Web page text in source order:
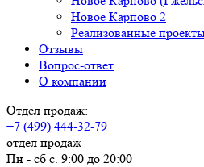
Новое Карпово 2
Реализованные
Отзывы
Вопрос-ответ
О компании
Отдел продаж:
+7 (499) 444-32-79
отдел продаж
Пн - сб с. 9:00 до 20:00